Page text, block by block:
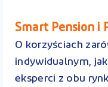
Smart Pension i
O korzyściach
indywidualnym,
eksperci z obu